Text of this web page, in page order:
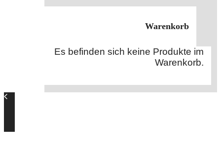
Warenkorb
Es befinden sich keine Produkte im
Warenkorb.